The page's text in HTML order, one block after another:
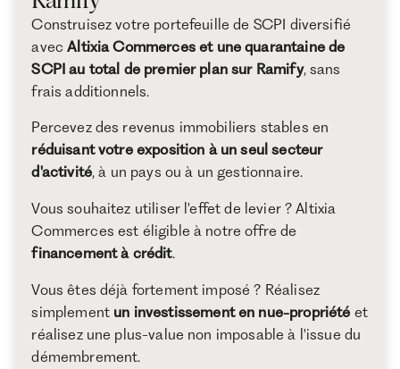
Construisez votre portefeuille de SCPI diversifié
avecAltixia Commerces et une quarantaine de
SCPI au total de premier plan sur Ramify, sans
frais additionnels.
Percevez des revenus immobiliers stables en
réduisant votre exposition à un seul secteur
d'activité, à un pays ou à un gestionnaire.
Vous souhaitez utiliser l'effet de levier ? Altixia
Commerces est éligible à notre offre de
financement à crédit.
Vous êtes déjà fortement imposé ? Réalisez
simplement un investissement en nue-propriété et
réalisez une plus-value non imposable à l'issue du
démembrement.